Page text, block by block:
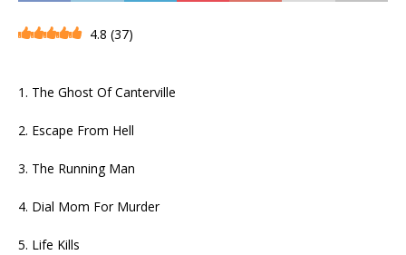
4.8 (37)
1. The Ghost Of Canterville
2. Escape From Hell
3. The Running Man
4. Dial Mom For Murder
5. Life Kills